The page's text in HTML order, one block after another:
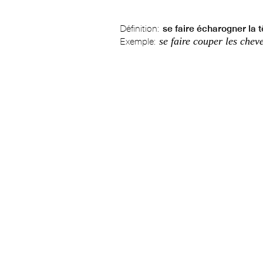
Définition: se faire écharogner la
Exemple: se faire couper les